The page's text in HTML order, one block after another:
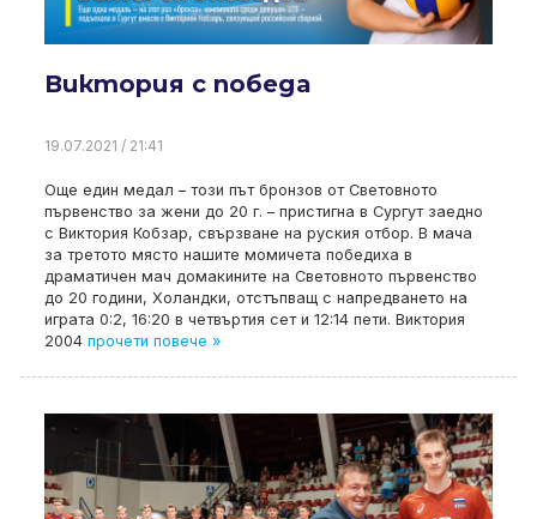
Виктория с победа
19.07.2021 / 21:41
Още един медал – този път бронзов от Световното
първенство за жени до 20 г. – пристигна в Сургут заедно
с Виктория Кобзар, свързване на руския отбор. В мача
за третото място нашите момичета победиха в
драматичен мач домакините на Световното първенство
до 20 години, Холандки, отстъпващ с напредването на
играта 0:2, 16:20 в четвъртия сет и 12:14 пети. Виктория
2004 прочети повече »